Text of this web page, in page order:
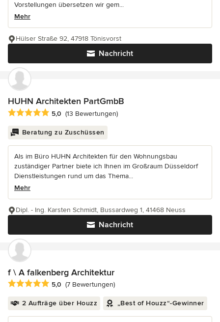
Vorstellungen übersetzen wir gem...
Mehr
Nachricht
Hülser Straße 92, 47918 Tönisvorst
HUHN Architekten PartGmbB
Durchschnittliche Bewertung: 5 von 5 Sternen
5,0 (13 Bewertungen)
Beratung zu Zuschüssen
Als im Büro HUHN Architekten für den Wohnungsbau
zuständiger Partner biete ich Ihnen im Großraum Düsseldorf
Dienstleistungen rund um das Thema...
Mehr
Nachricht
Dipl. - Ing. Karsten Schmidt, Bussardweg 1, 41468 Neuss
f \ A falkenberg Architektur
Durchschnittliche Bewertung: 5 von 5 Sternen
5,0 (7 Bewertungen)
2 Aufträge über Houzz „Best of Houzz“-Gewinner